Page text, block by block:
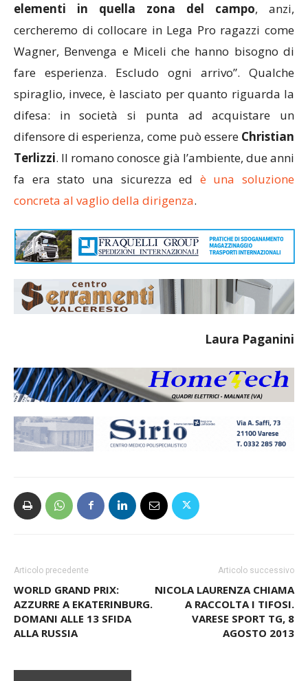
elementi in quella zona del campo, anzi,
cercheremo di collocare in Lega Pro ragazzi come
Wagner, Benvenga e Miceli che hanno bisogno di
fare esperienza. Escludo ogni arrivo”. Qualche
spiraglio, invece, è lasciato per quanto riguarda la
difesa: in società si punta ad acquistare un
difensore di esperienza, come può essere Christian
Terlizzi. Il romano conosce già l’ambiente, due anni
fa era stato una sicurezza ed è una soluzione
concreta al vaglio della dirigenza.
Laura Paganini
Articolo precedente
WORLD GRAND PRIX:
AZZURRE A EKATERINBURG.
DOMANI ALLE 13 SFIDA
ALLA RUSSIA
Articolo successivo
NICOLA LAURENZA CHIAMA
A RACCOLTA I TIFOSI.
VARESE SPORT TG, 8
AGOSTO 2013